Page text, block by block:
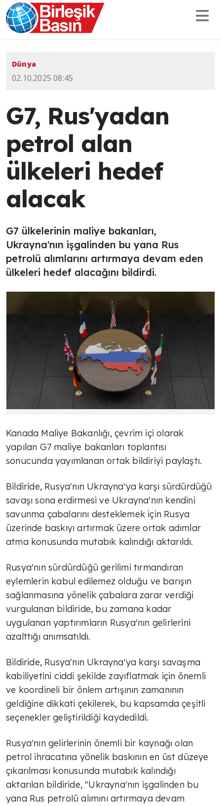
Dünya
02.10.2025 08:45
G7, Rus'yadan
petrol alan
ülkeleri hedef
alacak
G7 ülkelerinin maliye bakanları,
Ukrayna'nın işgalinden bu yana Rus
petrolü alımlarını artırmaya devam eden
ülkeleri hedef alacağını bildirdi.
Kanada Maliye Bakanlığı, çevrim içi olarak
yapılan G7 maliye bakanları toplantısı
sonucunda yayımlanan ortak bildiriyi paylaştı.
Bildiride, Rusya'nın Ukrayna'ya karşı sürdürdüğü
savaşı sona erdirmesi ve Ukrayna'nın kendini
savunma çabalarını desteklemek için Rusya
üzerinde baskıyı artırmak üzere ortak adımlar
atma konusunda mutabık kalındığı aktarıldı.
Rusya'nın sürdürdüğü gerilimi tırmandıran
eylemlerin kabul edilemez olduğu ve barışın
sağlanmasına yönelik çabalara zarar verdiği
vurgulanan bildiride, bu zamana kadar
uygulanan yaptırımların Rusya'nın gelirlerini
azalttığı anımsatıldı.
Bildiride, Rusya'nın Ukrayna'ya karşı savaşma
kabiliyetini ciddi şekilde zayıflatmak için önemli
ve koordineli bir önlem artışının zamanının
geldiğine dikkati çekilerek, bu kapsamda çeşitli
seçenekler geliştirildiği kaydedildi.
Rusya'nın gelirlerinin önemli bir kaynağı olan
petrol ihracatına yönelik baskının en üst düzeye
çıkarılması konusunda mutabık kalındığı
aktarılan bildiride, "Ukrayna'nın işgalinden bu
yana Rus petrolü alımını artırmaya devam